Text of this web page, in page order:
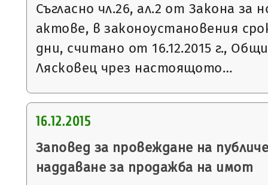
Съгласно чл.26, ал.2 от Закона за
актове, в законоустановения
дни, считано от 16.12.2015 г.,
Лясковец чрез настоящото…
16.12.2015
Заповед за провеждане на
наддаване за продажба на имот